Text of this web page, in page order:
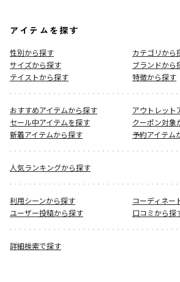
アイテムを探す
性別から探す
カテゴリから
サイズから探す
ブランドから
テイストから探す
特徴から探す
おすすめアイテムから探す
アウトレット
セール中アイテムを探す
クーポン対象
新着アイテムから探す
予約アイテム
人気ランキングから探す
利用シーンから探す
コーディネー
ユーザー投稿から探す
口コミから探
詳細検索で探す